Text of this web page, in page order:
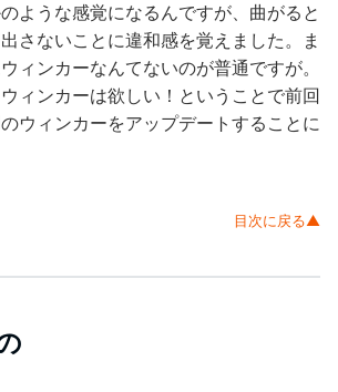
ような感覚になるんですが、曲がると
さないことに違和感を覚えました。ま
ィンカーなんてないのが普通ですが。
ィンカーは欲しい！ということで前回
ウィンカーをアップデートすることに
目次に戻る▲